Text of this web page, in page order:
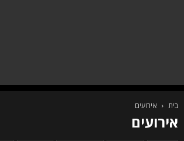
בית אירועים
אירועים